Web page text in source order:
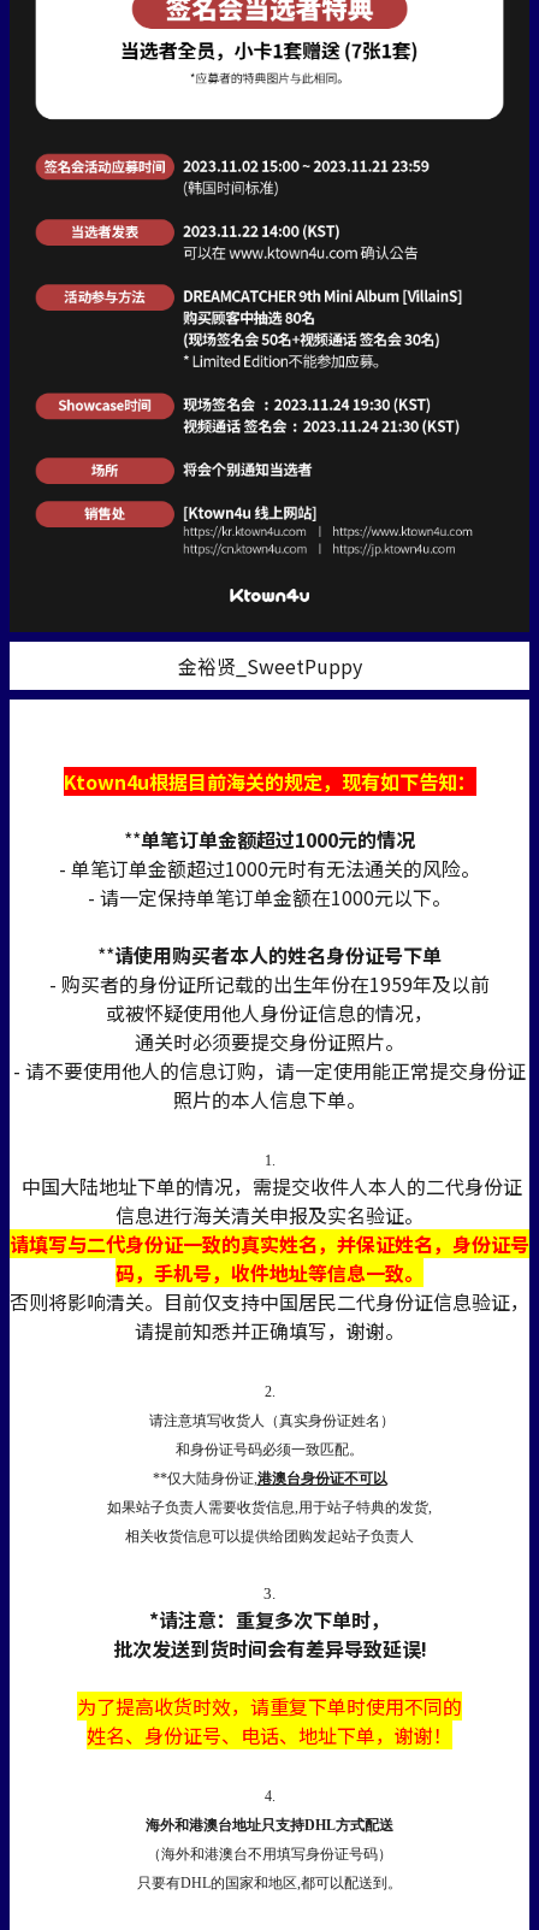
金裕贤_SweetPuppy
Ktown4u根据目前海关的规定，现有如下告知：
**单笔订单金额超过1000元的情况
- 单笔订单金额超过1000元时有无法通关的风险。
- 请一定保持单笔订单金额在1000元以下。
**请使用购买者本人的姓名身份证号下单
- 购买者的身份证所记载的出生年份在1959年及以前
或被怀疑使用他人身份证信息的情况，
通关时必须要提交身份证照片。
- 请不要使用他人的信息订购，请一定使用能正常提交身份证
照片的本人信息下单。
1.
中国大陆地址下单的情况，需提交收件人本人的二代身份证
信息进行海关清关申报及实名验证。
请填写与二代身份证一致的真实姓名，并保证姓名，身份证号
码，手机号，收件地址等信息一致。
否则将影响清关。目前仅支持中国居民二代身份证信息验证，
请提前知悉并正确填写，谢谢。
2.
请注意填写收货人（真实身份证姓名）
和身份证号码必须一致匹配。
**仅大陆身份证, 港澳台身份证不可以
如果站子负责人需要收货信息,用于站子特典的发货,
相关收货信息可以提供给团购发起站子负责人
3.
*请注意：重复多次下单时，
批次发送到货时间会有差异导致延误!
为了提高收货时效， 请重复下单时使用不同的
姓名、身份证号、电话、地址下单，谢谢！
4.
海外和港澳台地址只支持DHL方式配送
（海外和港澳台不用填写身份证号码）
只要有DHL的国家和地区,都可以配送到。